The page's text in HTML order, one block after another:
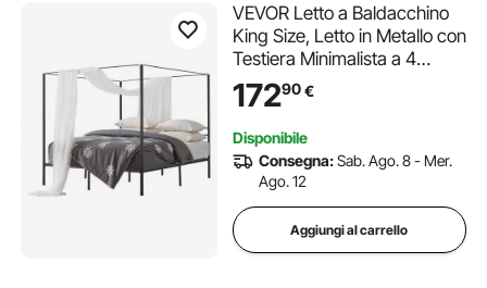
VEVOR Letto a Baldacchino
King Size, Letto in Metallo con
Testiera Minimalista a 4
Baldacchini, Robusto
Supporto a Doghe in Acciaio,
Struttura in Rete, Non
Necessita di Materasso a
Molle, Nero
17290€
Disponibile
Consegna:Sab. Ago. 8 - Mer.
Ago. 12
Aggiungi al carrello